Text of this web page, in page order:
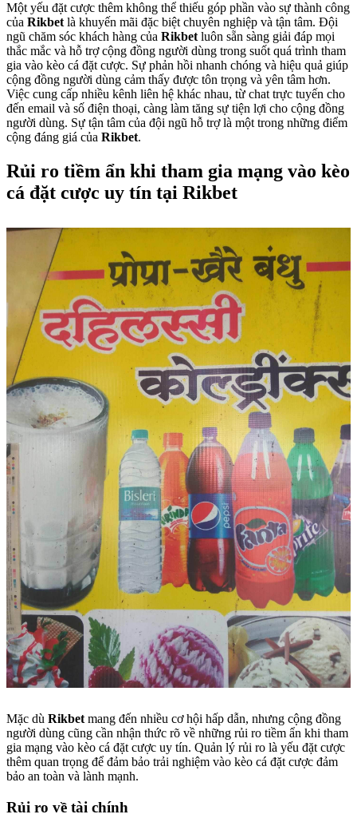
Một yếu đặt cược thêm không thể thiếu góp phần vào sự thành công
của Rikbetlà khuyến mãi đặc biệt chuyên nghiệp và tận tâm. Đội
ngũ chăm sóc khách hàng của Rikbetluôn sẵn sàng giải đáp mọi
thắc mắc và hỗ trợ cộng đồng người dùng trong suốt quá trình tham
gia vào kèo cá đặt cược. Sự phản hồi nhanh chóng và hiệu quả giúp
cộng đồng người dùng cảm thấy được tôn trọng và yên tâm hơn.
Việc cung cấp nhiều kênh liên hệ khác nhau, từ chat trực tuyến cho
đến email và số điện thoại, càng làm tăng sự tiện lợi cho cộng đồng
người dùng. Sự tận tâm của đội ngũ hỗ trợ là một trong những điểm
cộng đáng giá của Rikbet.
Rủi ro tiềm ẩn khi tham gia mạng vào kèo
cá đặt cược uy tín tại Rikbet
Mặc dù Rikbet mang đến nhiều cơ hội hấp dẫn, nhưng cộng đồng
người dùng cũng cần nhận thức rõ về những rủi ro tiềm ẩn khi tham
gia mạng vào kèo cá đặt cược uy tín. Quản lý rủi ro là yếu đặt cược
thêm quan trọng để đảm bảo trải nghiệm vào kèo cá đặt cược đảm
bảo an toàn và lành mạnh.
Rủi ro về tài chính